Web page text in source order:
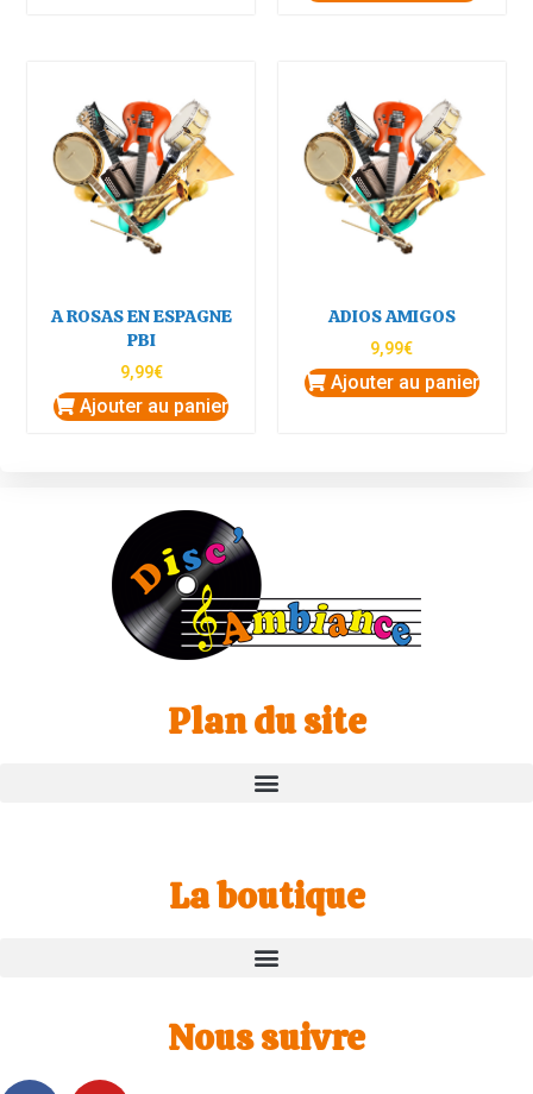
A ROSAS EN ESPAGNE
PBI
9,99€
Ajouter au panier
ADIOS AMIGOS
9,99€
Ajouter au panier
Plan du site
La boutique
Nous suivre